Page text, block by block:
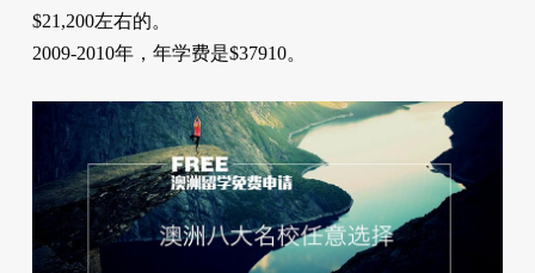
$21,200左右的。
2009-2010年，年学费是$37910。